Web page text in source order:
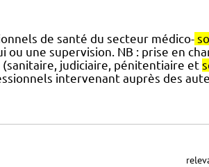
de santé du secteur médico-
une supervision. NB : prise en
(sanitaire, judiciaire, pénitentiaire et
intervenant auprès des